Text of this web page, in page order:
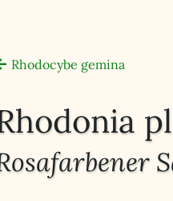
Rhodocybe gemina